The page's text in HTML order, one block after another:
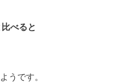
べると
うです。